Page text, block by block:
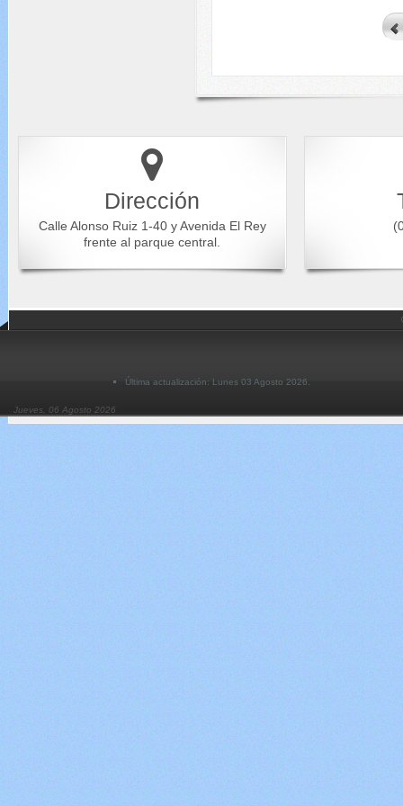
Dirección
Calle Alonso Ruiz 1-40 y Avenida El Rey
frente al parque central.
Última actualización: Lunes 03 Agosto 2026.
Jueves, 06 Agosto 2026